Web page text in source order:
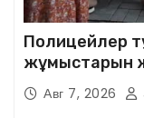
Полицейлер
жұмыстарын
Авг 7, 2026